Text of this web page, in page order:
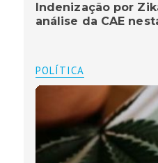
Indenização por
análise da CAE
POLÍTICA